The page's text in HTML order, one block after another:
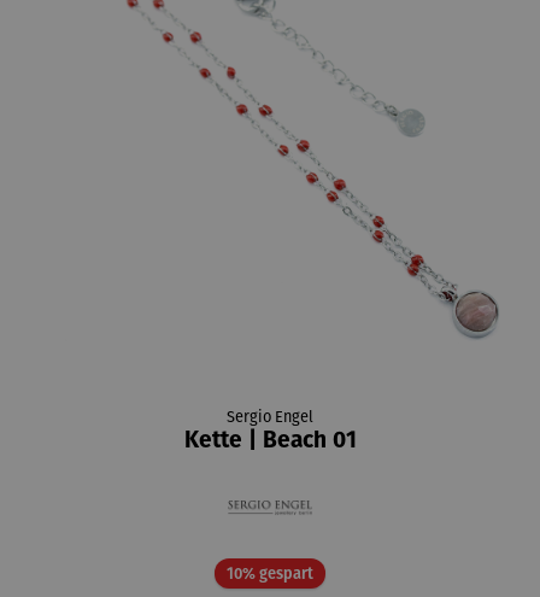
Sergio Engel
Kette | Beach 01
10% gespartRabatt